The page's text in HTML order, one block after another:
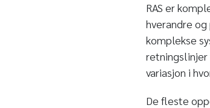
RAS er
hverandre
komplekse
variasjon i
De fleste